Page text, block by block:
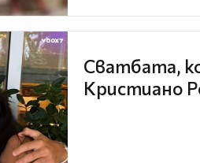
Сватбата,
Кристиано